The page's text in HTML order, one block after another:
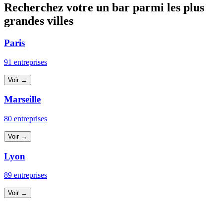
Recherchez votre un bar parmi les plus
grandes villes
Paris
91 entreprises
Voir →
Marseille
80 entreprises
Voir →
Lyon
89 entreprises
Voir →